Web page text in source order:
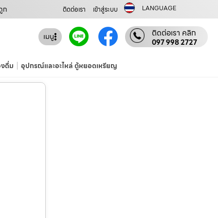
ก ติดต่อเรา เข้าสู่ระบบ LANGUAGE
เมนู ติดต่อเรา คลิก
097 998 2727
ดื่ม อุปกรณ์และอะไหล่ ตู้หยอดเหรียญ